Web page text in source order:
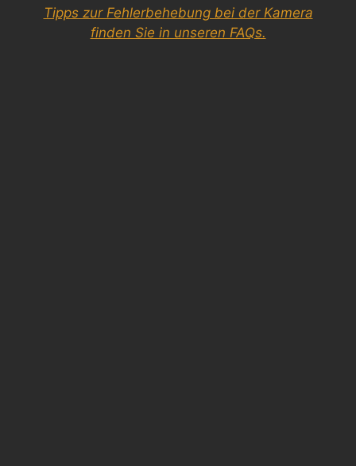
Tipps zur Fehlerbehebung bei der Kamera
finden Sie in unseren FAQs.